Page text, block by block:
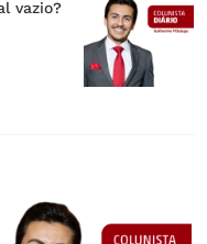
vazio?